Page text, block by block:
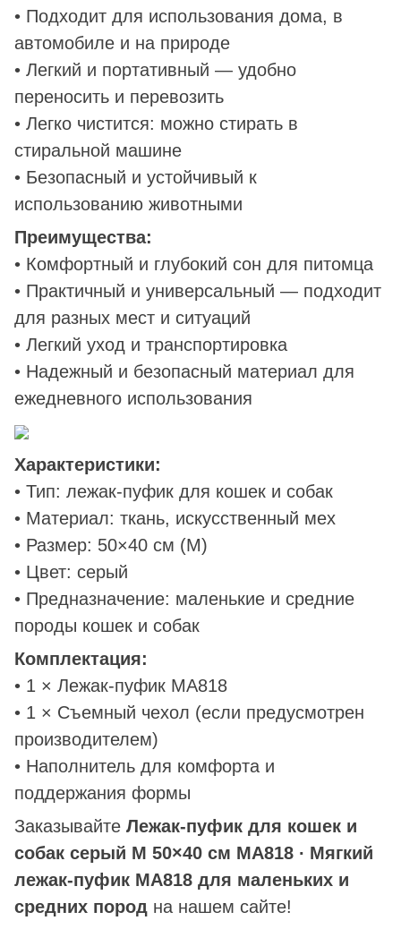
• Подходит для использования дома, в
автомобиле и на природе
• Легкий и портативный — удобно
переносить и перевозить
• Легко чистится: можно стирать в
стиральной машине
• Безопасный и устойчивый к
использованию животными
Преимущества:
• Комфортный и глубокий сон для питомца
• Практичный и универсальный — подходит
для разных мест и ситуаций
• Легкий уход и транспортировка
• Надежный и безопасный материал для
ежедневного использования
Характеристики:
• Тип: лежак-пуфик для кошек и собак
• Материал: ткань, искусственный мех
• Размер: 50×40 см (M)
• Цвет: серый
• Предназначение: маленькие и средние
породы кошек и собак
Комплектация:
• 1 × Лежак-пуфик MA818
• 1 × Съемный чехол (если предусмотрен
производителем)
• Наполнитель для комфорта и
поддержания формы
Заказывайте Лежак-пуфик для кошек и
собак серый M 50×40 см MA818 ∙ Мягкий
лежак-пуфик MA818 для маленьких и
средних пород на нашем сайте!